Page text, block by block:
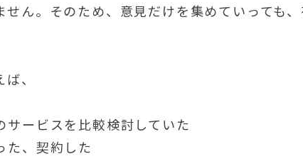
せん。そのため、意見だけを集めていっても
、
ービスを比較検討していた
、契約した